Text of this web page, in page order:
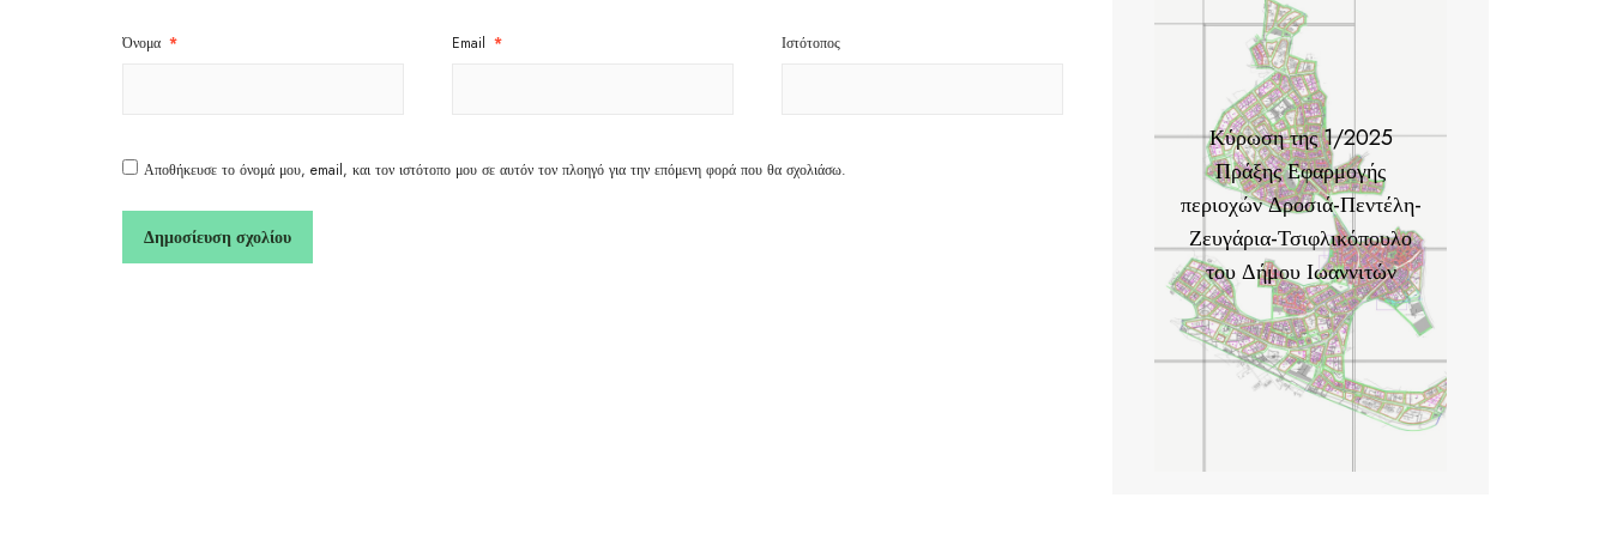
Όνομα * Email * Ιστότοπος
Αποθήκευσε το όνομά μου, email, και τον ιστότοπο μου σε αυτόν τον πλοηγό για την επόμενη φορά που θα σχολιάσω.
Κύρωση της 1/2025
Πράξης Εφαρμογής
περιοχών Δροσιά-Πεντέλη-
Ζευγάρια-Τσιφλικόπουλο
του Δήμου Ιωαννιτών